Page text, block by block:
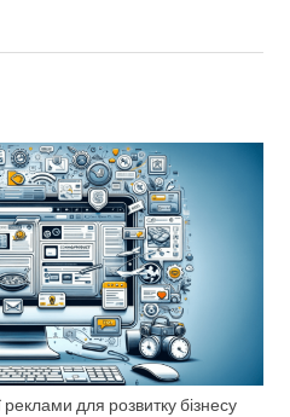
реклами для розвитку бізнесу